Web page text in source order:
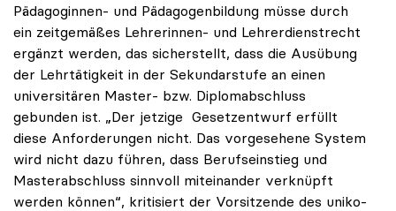
Pädagoginnen- und Pädagogenbildung müsse durch
ein zeitgemäßes Lehrerinnen- und Lehrerdienstrecht
ergänzt werden, das sicherstellt, dass die Ausübung
der Lehrtätigkeit in der Sekundarstufe an einen
universitären Master- bzw. Diplomabschluss
gebunden ist. „Der jetzige Gesetzentwurf erfüllt
diese Anforderungen nicht. Das vorgesehene System
wird nicht dazu führen, dass Berufseinstieg und
Masterabschluss sinnvoll miteinander verknüpft
werden können“, kritisiert der Vorsitzende des uniko-